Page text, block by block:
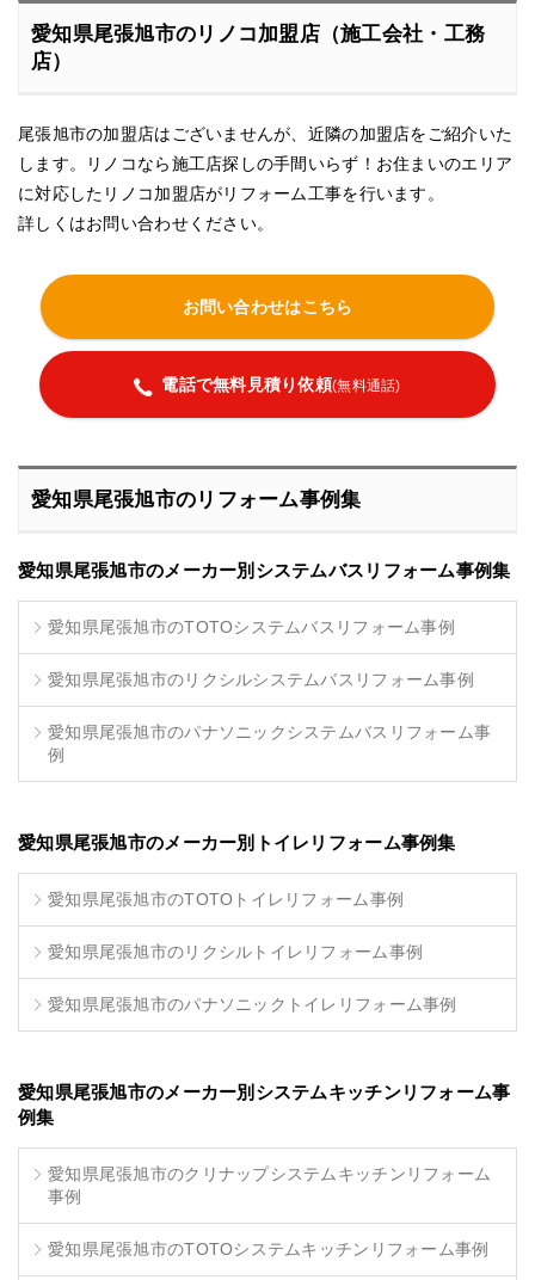
愛知県尾張旭市のリノコ加盟店（施工会社・工務
店）
尾張旭市の加盟店はございませんが、近隣の加盟店をご紹介いた
します。リノコなら施工店探しの手間いらず！お住まいのエリア
に対応したリノコ加盟店がリフォーム工事を行います。
詳しくはお問い合わせください。
お問い合わせはこちら
電話で無料見積り依頼(無料通話)
愛知県尾張旭市のリフォーム事例集
愛知県尾張旭市のメーカー別システムバスリフォーム事例集
愛知県尾張旭市のTOTOシステムバスリフォーム事例
愛知県尾張旭市のリクシルシステムバスリフォーム事例
愛知県尾張旭市のパナソニックシステムバスリフォーム事
例
愛知県尾張旭市のメーカー別トイレリフォーム事例集
愛知県尾張旭市のTOTOトイレリフォーム事例
愛知県尾張旭市のリクシルトイレリフォーム事例
愛知県尾張旭市のパナソニックトイレリフォーム事例
愛知県尾張旭市のメーカー別システムキッチンリフォーム事
例集
愛知県尾張旭市のクリナップシステムキッチンリフォーム
事例
愛知県尾張旭市のTOTOシステムキッチンリフォーム事例